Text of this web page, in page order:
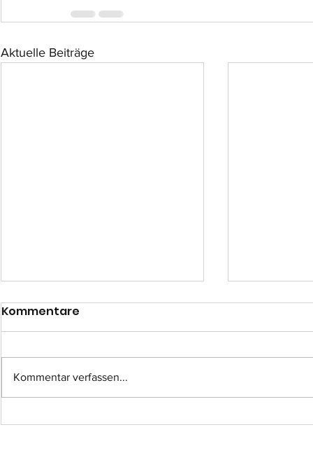
Aktuelle Beiträge
Einsatz-Nr.: 057
Kommentare
Kommentar verfassen...